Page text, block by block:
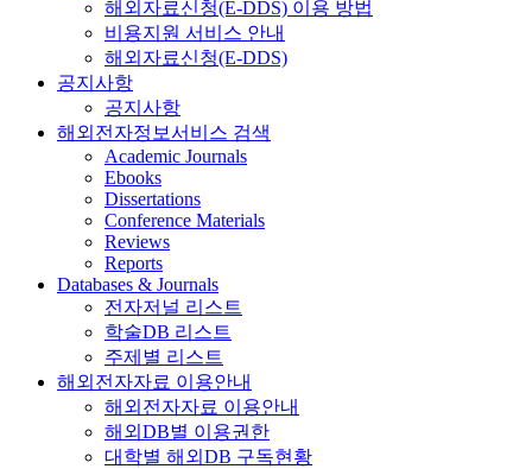
해외자료신청(E-DDS) 이용 방법
비용지원 서비스 안내
해외자료신청(E-DDS)
공지사항
공지사항
해외전자정보서비스 검색
Academic Journals
Ebooks
Dissertations
Conference Materials
Reviews
Reports
Databases & Journals
전자저널 리스트
학술DB 리스트
주제별 리스트
해외전자자료 이용안내
해외전자자료 이용안내
해외DB별 이용권한
대학별 해외DB 구독현황